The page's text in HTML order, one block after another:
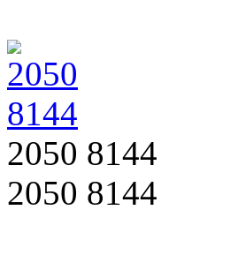
2050 8144
2050 8144